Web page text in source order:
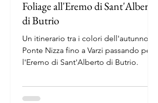
Foliage all'Eremo di Sant'Alberto
di Butrio
Un itinerario tra i colori dell'autunno da
Ponte Nizza fino a Varzi passando per
l'Eremo di Sant'Alberto di Butrio.